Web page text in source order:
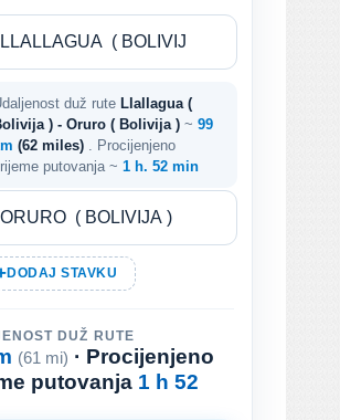
duž rute Llallagua (
) - Oruro ( Bolivija ) ~ 99
(62 miles)
. Procijenjeno
putovanja ~ 1 h. 52 min
DODAJ STAVKU
DUŽ RUTE
(61 mi) · Procijenjeno
putovanja 1 h 52